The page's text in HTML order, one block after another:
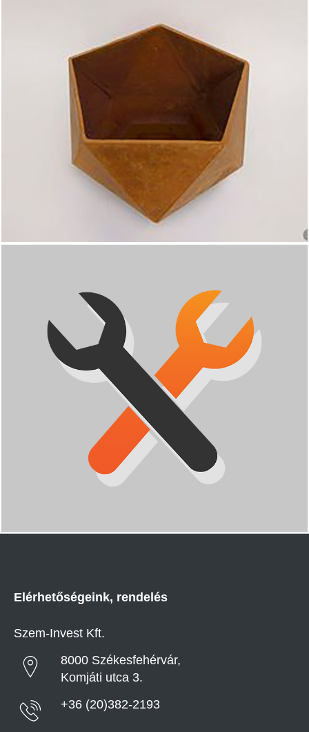
Elérhetőségeink, rendelés
Szem-Invest Kft.
8000 Székesfehérvár,
Komjáti utca 3.
+36 (20)382-2193